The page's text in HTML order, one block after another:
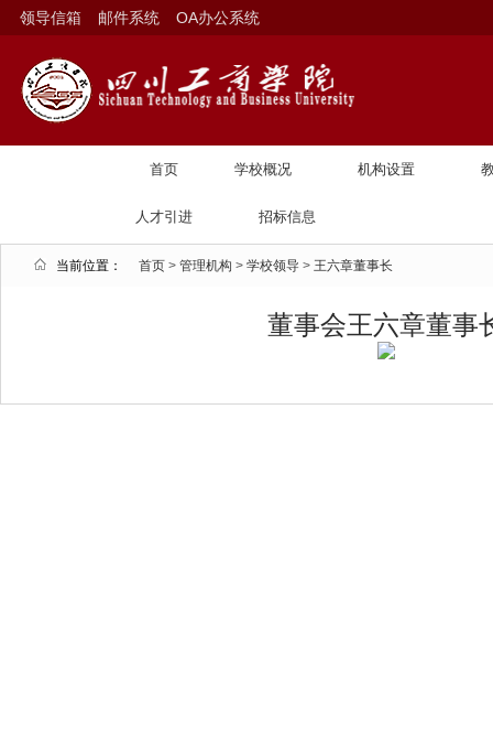
领导信箱 邮件系统 OA办公系统
首页 学校概况 机构设置
人才引进 招标信息
当前位置： 首页 > 管理机构 > 学校领导 > 王六章董事长
董事会王六章董事